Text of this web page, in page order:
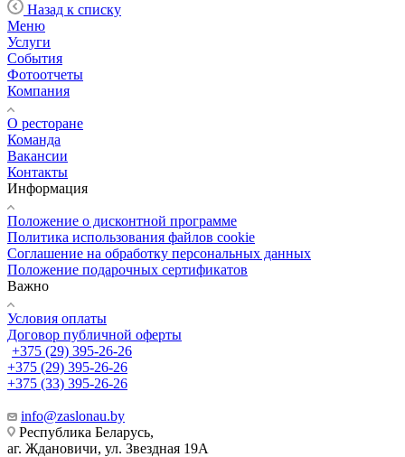
Назад к списку
Меню
Услуги
События
Фотоотчеты
Компания
О ресторане
Команда
Вакансии
Контакты
Информация
Положение о дисконтной программе
Политика использования файлов cookie
Соглашение на обработку персональных данных
Положение подарочных сертификатов
Важно
Условия оплаты
Договор публичной оферты
+375 (29) 395-26-26
+375 (29) 395-26-26
+375 (33) 395-26-26
info@zaslonau.by
Республика Беларусь,
аг. Ждановичи, ул. Звездная 19А